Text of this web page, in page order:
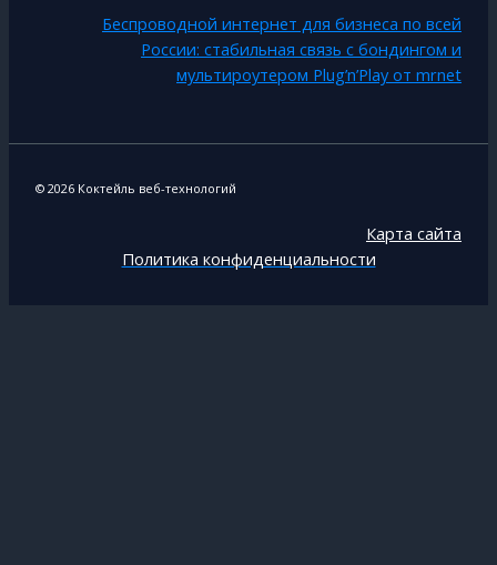
Беспроводной интернет для бизнеса по всей
России: стабильная связь с бондингом и
мультироутером Plug’n’Play от mrnet
© 2026 Коктейль веб-технологий
Карта сайта
Политика конфиденциальности